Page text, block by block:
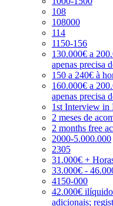
108
108000
114
1150-156
130.000€ a
apenas precisa
150 a 240€ à
160.000€ a
apenas precisa
1st Interview in
2 meses de
2 months free
2000-5.000.000
2305
31.000€ +
33.000€ -
4150-000
42.000€
adicionais;